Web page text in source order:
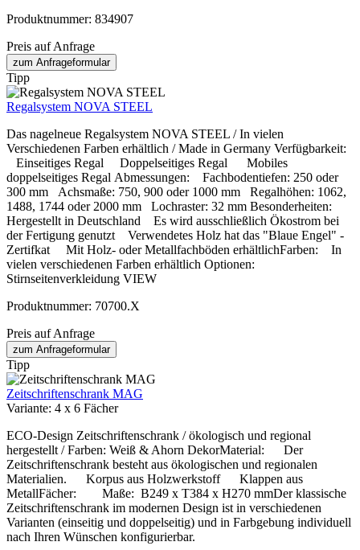
Produktnummer: 834907
Preis auf Anfrage
zum Anfrageformular
Tipp
Regalsystem NOVA STEEL
Das nagelneue Regalsystem NOVA STEEL / In vielen
Verschiedenen Farben erhältlich / Made in Germany Verfügbarkeit:
Einseitiges Regal Doppelseitiges Regal Mobiles
doppelseitiges Regal Abmessungen: Fachbodentiefen: 250 oder
300 mm Achsmaße: 750, 900 oder 1000 mm Regalhöhen: 1062,
1488, 1744 oder 2000 mm Lochraster: 32 mm Besonderheiten:
Hergestellt in Deutschland Es wird ausschließlich Ökostrom bei
der Fertigung genutzt Verwendetes Holz hat das "Blaue Engel" -
Zertifkat Mit Holz- oder Metallfachböden erhältlichFarben: In
vielen verschiedenen Farben erhältlich Optionen:
Stirnseitenverkleidung VIEW
Produktnummer: 70700.X
Preis auf Anfrage
zum Anfrageformular
Tipp
Zeitschriftenschrank MAG
Variante: 4 x 6 Fächer
ECO-Design Zeitschriftenschrank / ökologisch und regional
hergestellt / Farben: Weiß & Ahorn DekorMaterial: Der
Zeitschriftenschrank besteht aus ökologischen und regionalen
Materialien. Korpus aus Holzwerkstoff Klappen aus
MetallFächer: Maße: B249 x T384 x H270 mmDer klassische
Zeitschriftenschrank im modernen Design ist in verschiedenen
Varianten (einseitig und doppelseitig) und in Farbgebung individuell
nach Ihren Wünschen konfigurierbar.